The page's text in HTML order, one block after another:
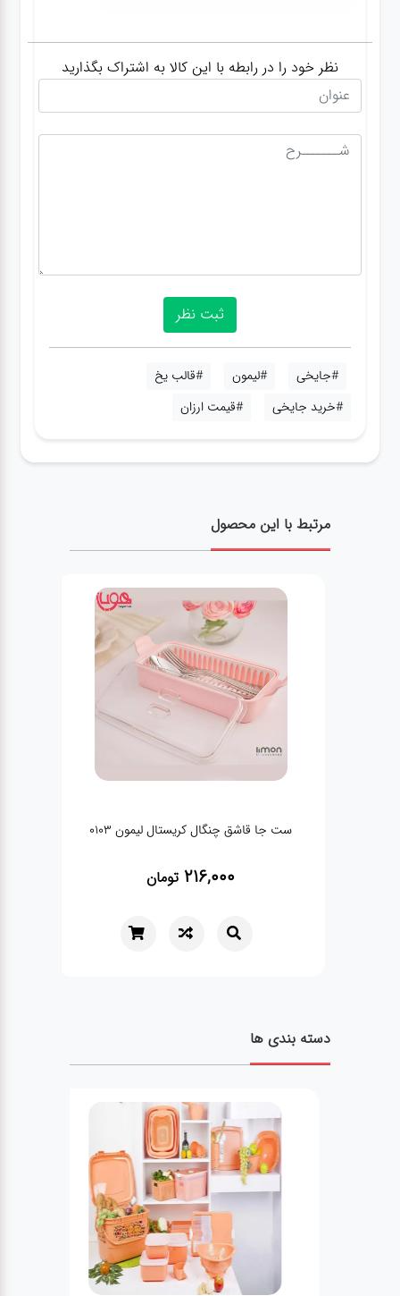
نظر خود را در رابطه با این کالا به اشتراک بگذارید
#جایخی #لیمون
#قالب یخ
#خرید جایخی
#قیمت ارزان
مرتبط با این محصول
ست جا قاشق چنگال کریستال لیمون 0103
216,000 تومان
دسته بندی ها